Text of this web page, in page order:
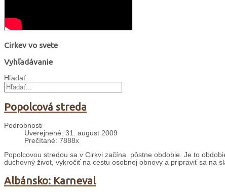
Cirkev vo svete
Vyhľadávanie
Hľadať...
Popolcová streda
Podrobnosti
Uverejnené: 31. august 2009
Prečítané: 7888x
Popolcovou stredou sa v Cirkvi začína pôstne obdobie. Je to
duchovný život, vykročiť na cestu osobnej obnovy a pripraviť sa na
Albánsko: Karneval